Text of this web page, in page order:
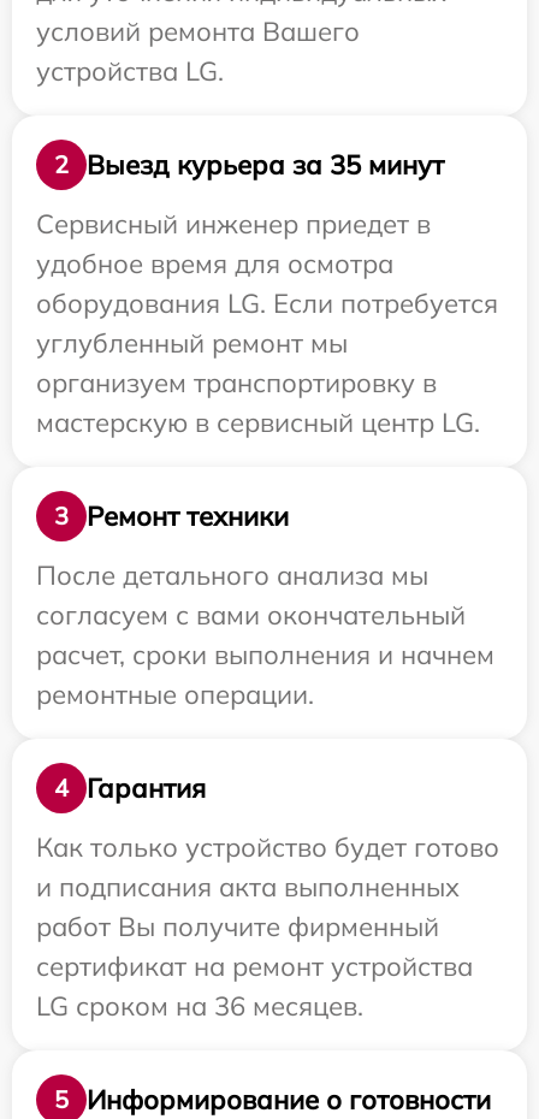
условий ремонта Вашего
устройства LG.
2
Выезд курьера за 35 минут
Сервисный инженер приедет в
удобное время для осмотра
оборудования LG. Если потребуется
углубленный ремонт мы
организуем транспортировку в
мастерскую в сервисный центр LG.
3
Ремонт техники
После детального анализа мы
согласуем с вами окончательный
расчет, сроки выполнения и начнем
ремонтные операции.
4
Гарантия
Как только устройство будет готово
и подписания акта выполненных
работ Вы получите фирменный
сертификат на ремонт устройства
LG сроком на 36 месяцев.
5
Информирование о готовности